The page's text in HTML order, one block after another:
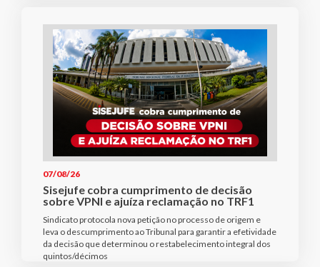
07/08/26
Sisejufe cobra cumprimento de decisão
sobre VPNI e ajuíza reclamação no TRF1
Sindicato protocola nova petição no processo de origem e
leva o descumprimento ao Tribunal para garantir a efetividade
da decisão que determinou o restabelecimento integral dos
quintos/décimos